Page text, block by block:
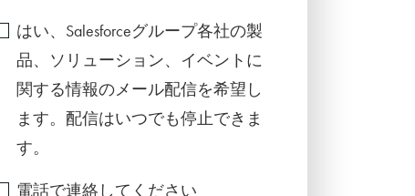
はい、Salesforceグループ各社の製
品、ソリューション、イベントに
関する情報のメール配信を希望し
ます。配信はいつでも停止できま
す。
電話で連絡してください